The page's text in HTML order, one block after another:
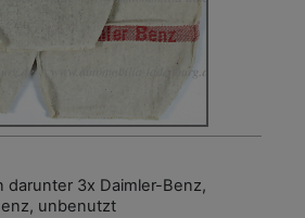
darunter 3x Daimler-Benz,
unbenutzt